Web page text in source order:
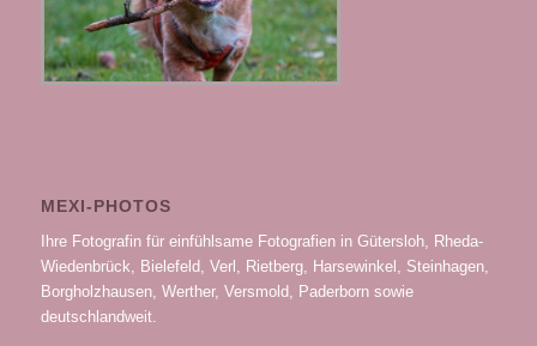
MEXI-PHOTOS
Ihre Fotografin für einfühlsame Fotografien in Gütersloh, Rheda-
Wiedenbrück, Bielefeld, Verl, Rietberg, Harsewinkel, Steinhagen,
Borgholzhausen, Werther, Versmold, Paderborn sowie
deutschlandweit.